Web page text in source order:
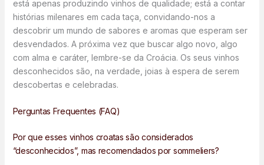
está apenas produzindo vinhos de qualidade; está a contar
histórias milenares em cada taça, convidando-nos a
descobrir um mundo de sabores e aromas que esperam ser
desvendados. A próxima vez que buscar algo novo, algo
com alma e caráter, lembre-se da Croácia. Os seus vinhos
desconhecidos são, na verdade, joias à espera de serem
descobertas e celebradas.
Perguntas Frequentes (FAQ)
Por que esses vinhos croatas são considerados
“desconhecidos”, mas recomendados por sommeliers?